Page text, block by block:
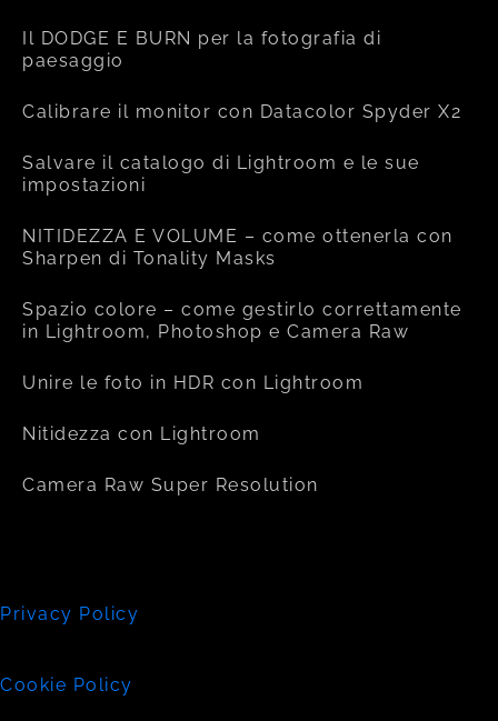
Il DODGE E BURN per la fotografia di
paesaggio
Calibrare il monitor con Datacolor Spyder X2
Salvare il catalogo di Lightroom e le sue
impostazioni
NITIDEZZA E VOLUME – come ottenerla con
Sharpen di Tonality Masks
Spazio colore – come gestirlo correttamente
in Lightroom, Photoshop e Camera Raw
Unire le foto in HDR con Lightroom
Nitidezza con Lightroom
Camera Raw Super Resolution
Privacy Policy
Cookie Policy